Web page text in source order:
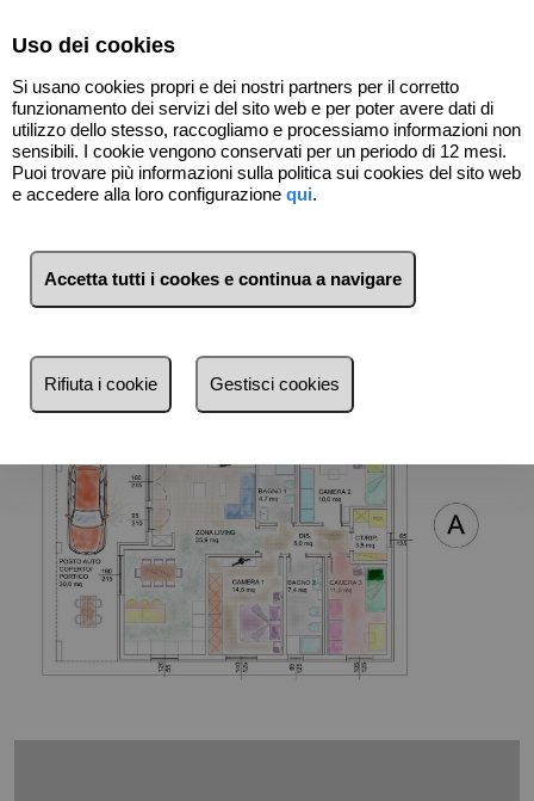
Indietro
Uso dei cookies
Si usano cookies propri e dei nostri partners per il corretto
funzionamento dei servizi del sito web e per poter avere dati di
utilizzo dello stesso, raccogliamo e processiamo informazioni non
sensibili. I cookie vengono conservati per un periodo di 12 mesi.
Puoi trovare più informazioni sulla politica sui cookies del sito web
e accedere alla loro configurazione qui.
Accetta tutti i cookes e continua a navigare
Rifiuta i cookie Gestisci cookies